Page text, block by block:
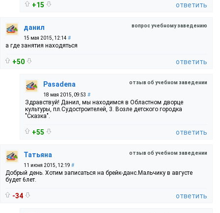
+15 ответить
вопрос учебному заведению
данил
15 мая 2015, 12:14 #
а где занятия находяться
+50 ответить
отзыв об учебном заведении
Pasadena
18 мая 2015, 09:53 #
Здравствуй! Данил, мы находимся в Областном дворце
культуры, пл.Судостроителей, 3. Возле детского городка
"Сказка".
+55 ответить
отзыв об учебном заведении
Татьяна
11 июня 2015, 12:19 #
Добрый день. Хотим записаться на брейк-данс.Мальчику в августе
будет 6лет.
-34 ответить